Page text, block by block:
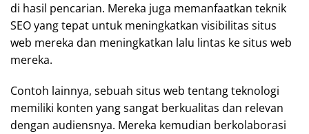
di hasil pencarian. Mereka juga memanfaatkan teknik
SEO yang tepat untuk meningkatkan visibilitas situs
web mereka dan meningkatkan lalu lintas ke situs web
mereka.
Contoh lainnya, sebuah situs web tentang teknologi
memiliki konten yang sangat berkualitas dan relevan
dengan audiensnya. Mereka kemudian berkolaborasi